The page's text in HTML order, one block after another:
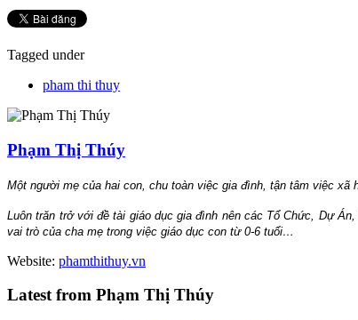
Tagged under
pham thi thuy
Phạm Thị Thúy
Một người mẹ của hai con, chu toàn việc gia đình, tận tâm việc xã
Luôn trăn trở với đề tài giáo dục gia đình nên các Tổ Chức, Dự
vai trò của cha mẹ trong việc giáo dục con từ 0-6 tuổi…
Website: phamthithuy.vn
Latest from Phạm Thị Thúy